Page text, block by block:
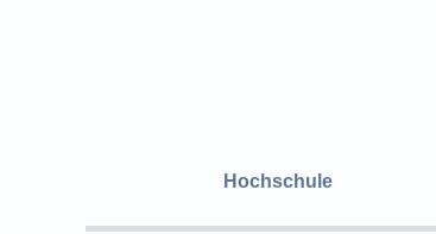
Hochschule